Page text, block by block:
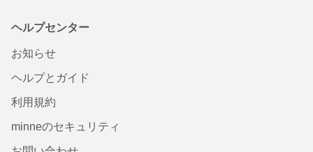
ヘルプセンター
お知らせ
ヘルプとガイド
利用規約
minneのセキュリティ